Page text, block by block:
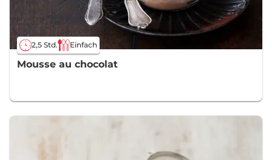
2,5 Std. Einfach
Mousse au chocolat